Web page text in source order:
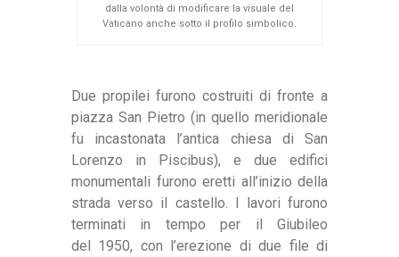
dalla volontà di modificare la visuale del
Vaticano anche sotto il profilo simbolico.
Due propilei furono costruiti di fronte a
piazza San Pietro (in quello meridionale
fu incastonata l’antica chiesa di San
Lorenzo in Piscibus), e due edifici
monumentali furono eretti all’inizio della
strada verso il castello. I lavori furono
terminati in tempo per il Giubileo
del 1950, con l’erezione di due file di